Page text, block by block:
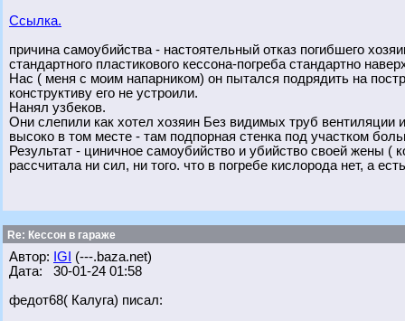
Ссылка.
причина самоубийства - настоятельный отказ погибшего
стандартного пластикового кессона-погреба стандартно
Нас ( меня с моим напарником) он пытался подрядить на
конструктиву его не устроили.
Нанял узбеков.
Они слепили как хотел хозяин Без видимых труб
высоко в том месте - там подпорная стенка под участком
Результат - циничное самоубийство и убийство своей жены (
рассчитала ни сил, ни того. что в погребе кислорода нет, а
Re: Кессон в гараже
Автор: IGI
(---.baza.net)
Дата: 30-01-24 01:58
федот68( Калуга) писал: